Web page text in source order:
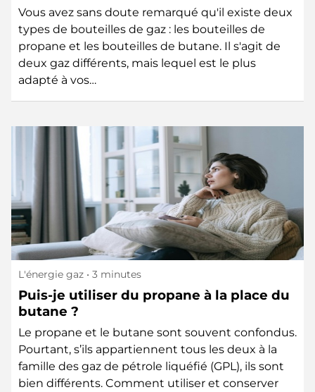
Vous avez sans doute remarqué qu'il existe deux
types de bouteilles de gaz : les bouteilles de
propane et les bouteilles de butane. Il s'agit de
deux gaz différents, mais lequel est le plus
adapté à vos…
L'énergie gaz • 3 minutes
Puis-je utiliser du propane à la place du
butane ?
Le propane et le butane sont souvent confondus.
Pourtant, s’ils appartiennent tous les deux à la
famille des gaz de pétrole liquéfié (GPL), ils sont
bien différents. Comment utiliser et conserver